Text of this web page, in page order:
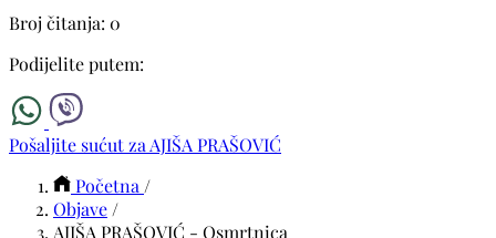
Broj čitanja: 0
Podijelite putem:
Pošaljite sućut za AJIŠA PRAŠOVIĆ
Početna /
Objave /
AJIŠA PRAŠOVIĆ - Osmrtnica